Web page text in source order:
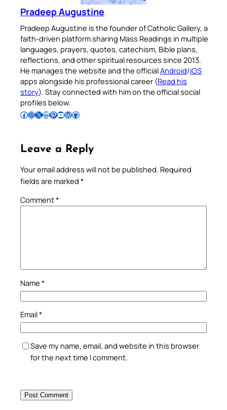
Pradeep Augustine
Pradeep Augustine is the founder of Catholic Gallery, a
faith-driven platform sharing Mass Readings in multiple
languages, prayers, quotes, catechism, Bible plans,
reflections, and other spiritual resources since 2013.
He manages the website and the officialAndroid/iOS
apps alongside his professional career (Read his
story). Stay connected with him on the official social
profiles below.
Follow Pradeep on Facebook Follow Pradeep on InstagramFollow Pradeep on X Follow Pradeep on LinkedIn Follow Pradeep on Pinterest Subscribe to Pradeep’s Youtube Channel Follow Pradeep on WordPress Follow Pradeep on GitHub
Leave a Reply
Your email address will not be published. Required
fields are marked *
Comment*
Name *
Email*
Save my name, email, and website in this browser
for the next time I comment.